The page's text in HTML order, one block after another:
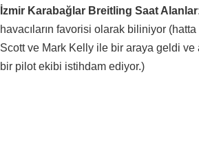
İzmir Karabağlar Breitling Saat
havacıların favorisi olarak biliniyor
Scott ve Mark Kelly ile bir araya geldi
bir pilot ekibi istihdam ediyor.)